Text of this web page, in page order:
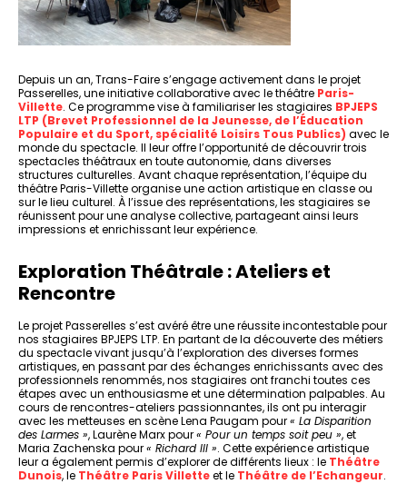
Depuis un an, Trans-Faire s’engage activement dans le projet
Passerelles, une initiative collaborative avec le théâtre Paris-
Villette. Ce programme vise à familiariser les stagiaires BPJEPS
LTP (Brevet Professionnel de la Jeunesse, de l’Éducation
Populaire et du Sport, spécialité Loisirs Tous Publics) avec le
monde du spectacle. Il leur offre l’opportunité de découvrir trois
spectacles théâtraux en toute autonomie, dans diverses
structures culturelles. Avant chaque représentation, l’équipe du
théâtre Paris-Villette organise une action artistique en classe ou
sur le lieu culturel. À l’issue des représentations, les stagiaires se
réunissent pour une analyse collective, partageant ainsi leurs
impressions et enrichissant leur expérience.
Exploration Théâtrale : Ateliers et
Rencontre
Le projet Passerelles s’est avéré être une réussite incontestable pour
nos stagiaires BPJEPS LTP. En partant de la découverte des métiers
du spectacle vivant jusqu’à l’exploration des diverses formes
artistiques, en passant par des échanges enrichissants avec des
professionnels renommés, nos stagiaires ont franchi toutes ces
étapes avec un enthousiasme et une détermination palpables. Au
cours de rencontres-ateliers passionnantes, ils ont pu interagir
avec les metteuses en scène Lena Paugam pour« La Disparition
des Larmes », Laurène Marx pour« Pour un temps soit peu », et
Maria Zachenska pour« Richard III ». Cette expérience artistique
leur a également permis d’explorer de différents lieux : le Théâtre
Dunois, le Théâtre Paris Villetteet le Théâtre de l’Echangeur.